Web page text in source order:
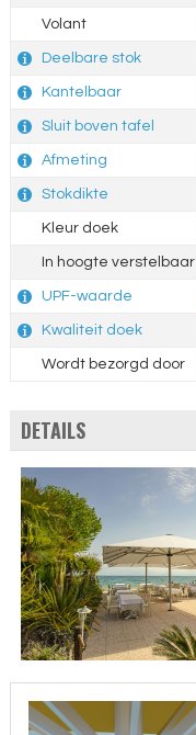
Volant
Deelbare stok
Kantelbaar
Sluit boven tafel
Afmeting
Stokdikte
Kleur doek
In hoogte verstelbaar
UPF-waarde
Kwaliteit doek
Wordt bezorgd door
DETAILS